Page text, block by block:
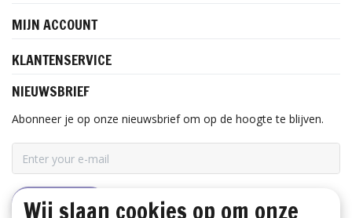
MIJN ACCOUNT
KLANTENSERVICE
NIEUWSBRIEF
Abonneer je op onze nieuwsbrief om op de hoogte te blijven.
ABONNEER
Wij slaan cookies op om onze